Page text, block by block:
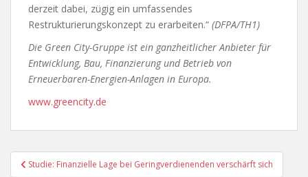
derzeit dabei, zügig ein umfassendes
Restrukturierungskonzept zu erarbeiten.“ (DFPA/TH1)
Die Green City-Gruppe ist ein ganzheitlicher Anbieter für
Entwicklung, Bau, Finanzierung und Betrieb von
Erneuerbaren-Energien-Anlagen in Europa.
www.greencity.de
Beitragsnavigation
Studie: Finanzielle Lage bei Geringverdienenden verschärft sich